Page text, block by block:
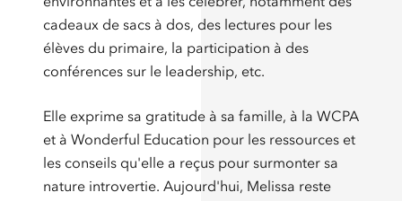
cadeaux de sacs à dos, des lectures pour les
élèves du primaire, la participation à des
conférences sur le leadership, etc.
Elle exprime sa gratitude à sa famille, à la WCPA
et à Wonderful Education pour les ressources et
les conseils qu'elle a reçus pour surmonter sa
nature introvertie. Aujourd'hui, Melissa reste